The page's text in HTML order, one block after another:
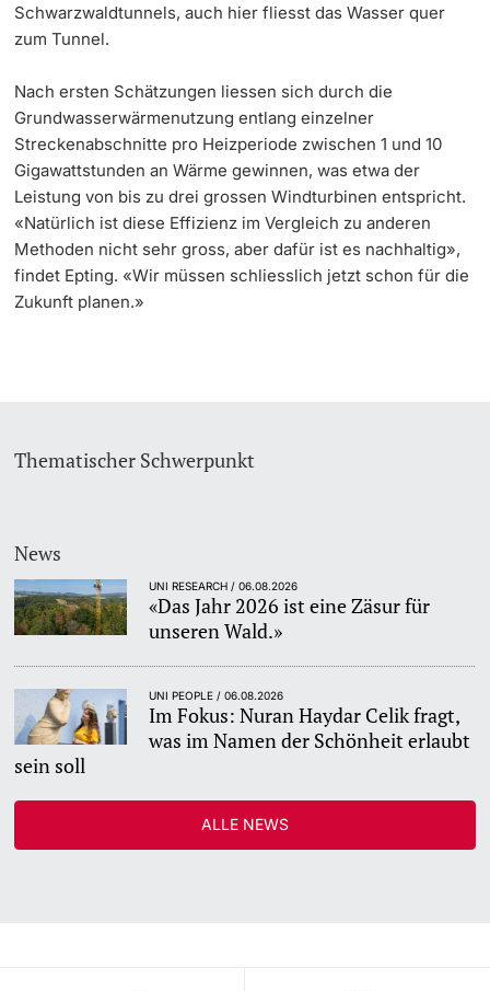
Schwarzwaldtunnels, auch hier fliesst das Wasser quer
zum Tunnel.
Nach ersten Schätzungen liessen sich durch die
Grundwasserwärmenutzung entlang einzelner
Streckenabschnitte pro Heizperiode zwischen 1 und 10
Gigawattstunden an Wärme gewinnen, was etwa der
Leistung von bis zu drei grossen Windturbinen entspricht.
«Natürlich ist diese Effizienz im Vergleich zu anderen
Methoden nicht sehr gross, aber dafür ist es nachhaltig»,
findet Epting. «Wir müssen schliesslich jetzt schon für die
Zukunft planen.»
Thematischer Schwerpunkt
News
UNI RESEARCH / 06.08.2026
«Das Jahr 2026 ist eine Zäsur für
unseren Wald.»
UNI PEOPLE / 06.08.2026
Im Fokus: Nuran Haydar Celik fragt,
was im Namen der Schönheit erlaubt
sein soll
ALLE NEWS